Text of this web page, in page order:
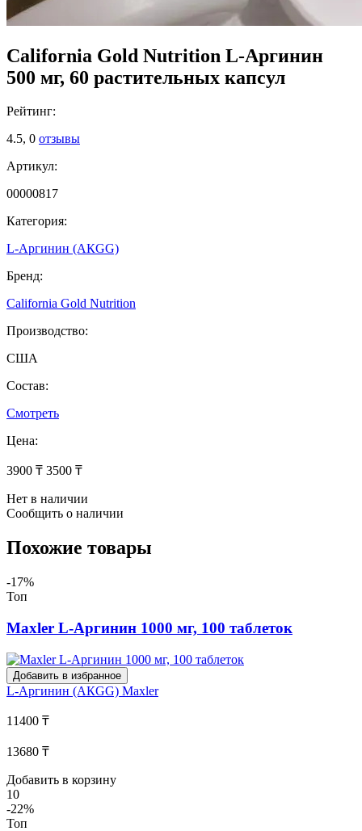
California Gold Nutrition L-Аргинин
500 мг, 60 растительных капсул
Рейтинг:
4.5, 0 отзывы
Артикул:
00000817
Категория:
L-Аргинин (АКGG)
Бренд:
California Gold Nutrition
Производство:
США
Состав:
Смотреть
Цена:
3900 ₸ 3500 ₸
Нет в наличии
Сообщить о наличии
Похожие товары
-17%
Топ
Maxler L-Аргинин 1000 мг, 100 таблеток
Добавить в избранное
L-Аргинин (АКGG) Maxler
11400 ₸
13680 ₸
Добавить в корзину
10
-22%
Топ